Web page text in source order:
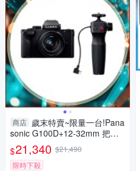
商店 歲末特賣~限量一台!Pana
sonic G100D+12-32mm 把手
組(G100D+1232+SHGR2，公
司貨)
$21,340 $21,490
限時下殺